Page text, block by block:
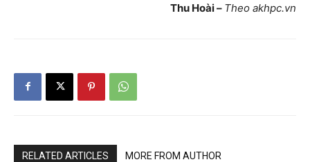
Thu Hoài – Theo akhpc.vn
RELATED ARTICLES MORE FROM AUTHOR